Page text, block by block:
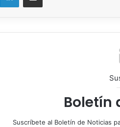
Boletín
Suscríbete al Boletín de Noticias